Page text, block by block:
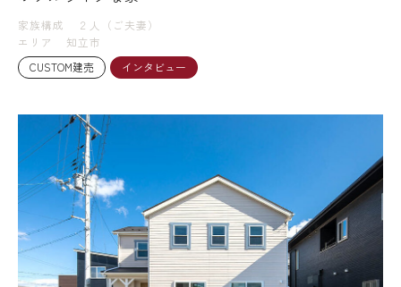
家族構成
２人（ご夫妻）
エリア
知立市
CUSTOM建売
インタビュー